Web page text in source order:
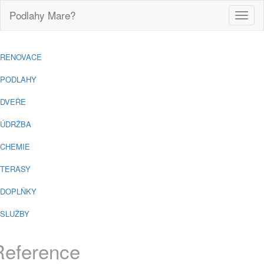
Toggle
Podlahy Mare?
RENOVACE
PODLAHY
DVEŘE
ÚDRŽBA
CHEMIE
TERASY
DOPLŇKY
SLUŽBY